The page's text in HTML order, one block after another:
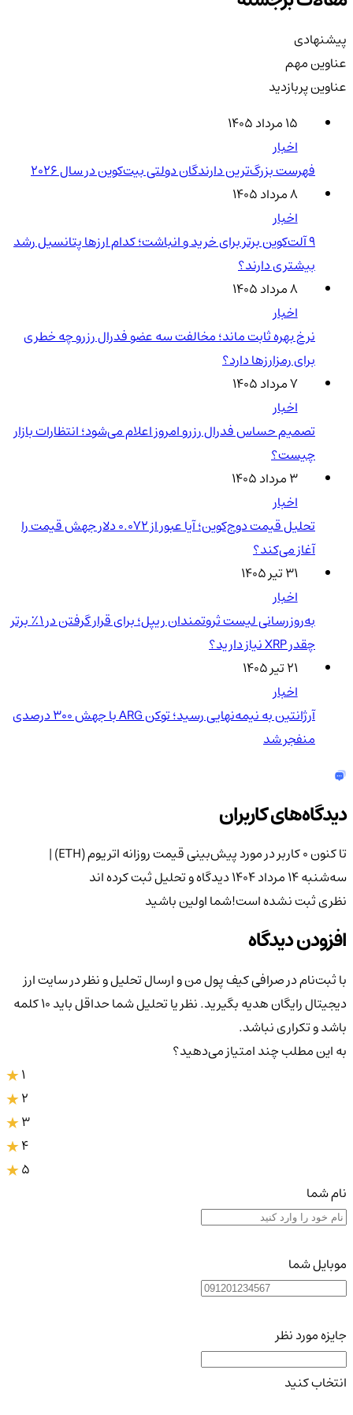
پیشنهادی
عناوین مهم
عناوین پربازدید
۱۵ مرداد ۱۴۰۵
اخبار
فهرست بزرگ‌ترین دارندگان دولتی بیت‌کوین در سال 2026
۸ مرداد ۱۴۰۵
اخبار
۹ آلت‌کوین برتر برای خرید و انباشت؛ کدام ارزها پتانسیل رشد
بیشتری دارند؟
۸ مرداد ۱۴۰۵
اخبار
نرخ بهره ثابت ماند؛ مخالفت سه عضو فدرال رزرو چه خطری
برای رمزارزها دارد؟
۷ مرداد ۱۴۰۵
اخبار
تصمیم حساس فدرال رزرو امروز اعلام می‌شود؛ انتظارات بازار
چیست؟
۳ مرداد ۱۴۰۵
اخبار
تحلیل قیمت دوج‌کوین؛ آیا عبور از ۰.۰۷۲ دلار جهش قیمت را
آغاز می‌کند؟
۳۱ تیر ۱۴۰۵
اخبار
به‌روزرسانی لیست ثروتمندان ریپل؛ برای قرار گرفتن در ۱٪ برتر
چقدر XRP نیاز دارید؟
۲۱ تیر ۱۴۰۵
اخبار
آرژانتین به نیمه‌نهایی رسید؛ توکن ARG با جهش ۳۰۰ درصدی
منفجر شد
دیدگاه‌های کاربران
تا کنون 0 کاربر در مورد
پیش‌بینی قیمت روزانه اتریوم (ETH) |
سه‌شنبه ۱۴ مرداد ۱۴۰۴
دیدگاه و تحلیل ثبت کرده اند
نظری ثبت نشده است!شما اولین باشید
افزودن دیدگاه
با ثبت‌نام در صرافی کیف پول من و ارسال تحلیل و نظر در سایت ارز
دیجیتال رایگان هدیه بگیرید. نظر یا تحلیل شما حداقل باید ۱۰ کلمه
باشد و تکراری نباشد.
به این مطلب چند امتیاز می‌دهید؟
3
4
5
نام شما
موبایل شما
جایزه مورد نظر
انتخاب کنید